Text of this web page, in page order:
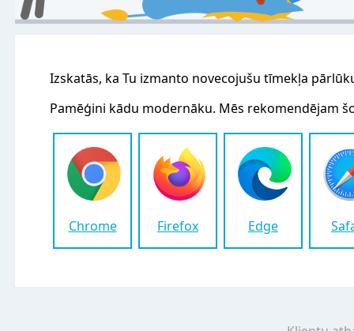
Izskatās, ka Tu izmanto novecojušu tīmekļa
Pamēģini kādu modernāku. Mēs rekomendējam
Chrome Firefox Edge